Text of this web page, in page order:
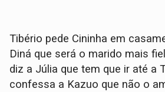
Tibério pede Cininha em
Diná que será o marido mais
diz a Júlia que tem que ir até a
confessa a Kazuo que não o